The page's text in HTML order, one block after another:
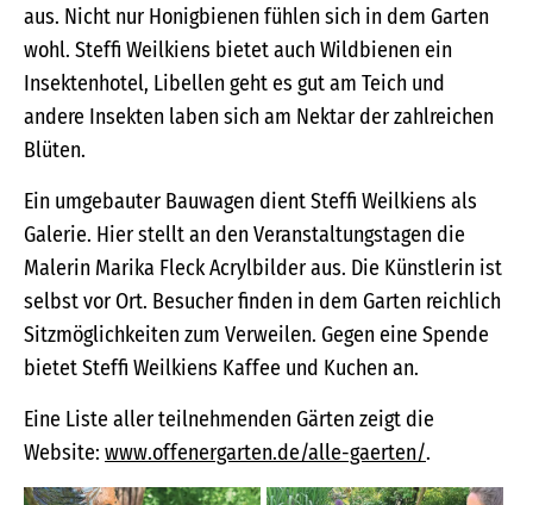
aus. Nicht nur Honigbienen fühlen sich in dem Garten
wohl. Steffi Weilkiens bietet auch Wildbienen ein
Insektenhotel, Libellen geht es gut am Teich und
andere Insekten laben sich am Nektar der zahlreichen
Blüten.
Ein umgebauter Bauwagen dient Steffi Weilkiens als
Galerie. Hier stellt an den Veranstaltungstagen die
Malerin Marika Fleck Acrylbilder aus. Die Künstlerin ist
selbst vor Ort. Besucher finden in dem Garten reichlich
Sitzmöglichkeiten zum Verweilen. Gegen eine Spende
bietet Steffi Weilkiens Kaffee und Kuchen an.
Eine Liste aller teilnehmenden Gärten zeigt die
Website: www.offenergarten.de/alle-gaerten/.